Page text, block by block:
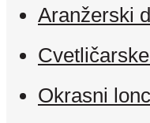
Aranžerski
Okrasni